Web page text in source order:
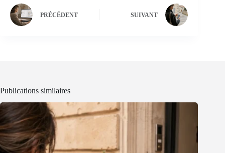
PRÉCÉDENT SUIVANT
Publications similaires